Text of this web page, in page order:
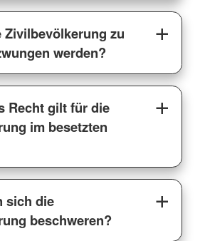
Zivilbevölkerung zu
werden?
Recht gilt für die
im besetzten
sich die
beschweren?